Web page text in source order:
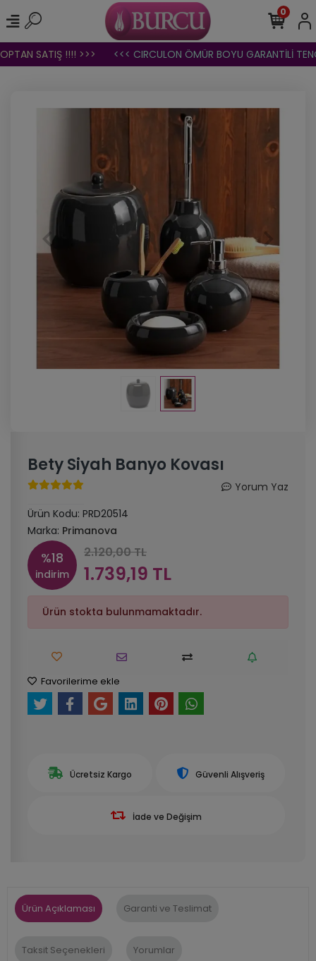
SATIŞ !!!! >>> <<< CIRCULON ÖMÜR BOYU GARANTİLİ
0
Bety Siyah Banyo Kovası
Yorum Yaz
Ürün Kodu: PRD20514
Marka: Primanova
%18
indirim
2.120,00 TL
1.739,19 TL
Ürün stokta bulunmamaktadır.
Favorilerime ekle
Ücretsiz Kargo Güvenli Alışveriş
İade ve Değişim
Ürün Açıklaması Garanti ve Teslimat
Taksit Seçenekleri Yorumlar